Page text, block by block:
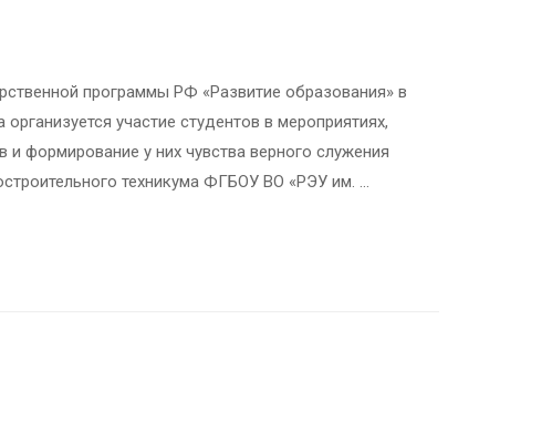
программы РФ «Развитие образования» в
участие студентов в мероприятиях,
формирование у них чувства верного служения
техникума ФГБОУ ВО «РЭУ им. …